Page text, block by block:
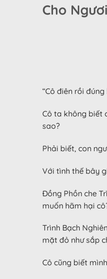
Cho
“Cô điên rồi
Cô ta không biết
sao?
Phải biết, con
Với tình thế bây
Đồng Phồn che
muốn hãm hại
Trình Bạch
mặt đỏ như sắp
Cô cũng biết